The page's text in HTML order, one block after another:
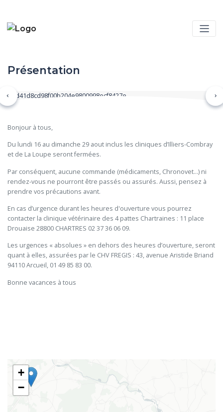
Présentation
Précédent
Bonjour à tous,
Du lundi 16 au dimanche 29 aout inclus les cliniques d’Illiers-Combray
et de La Loupe seront fermées.
Par conséquent, aucune commande (médicaments, Chronovet…) ni
rendez-vous ne pourront être passés ou assurés. Aussi, pensez à
prendre vos précautions avant.
En cas d’urgence durant les heures d'ouverture vous pourrez
contacter la clinique vétérinaire des 4 pattes Chartraines : 11 place
Drouaise 28800 CHARTRES 02 37 36 06 09.
Les urgences « absolues » en dehors des heures d’ouverture, seront
quant à elles, assurées par le CHV FREGIS : 43, avenue Aristide Briand
94110 Arcueil, 01 49 85 83 00.
Bonne vacances à tous
+
−